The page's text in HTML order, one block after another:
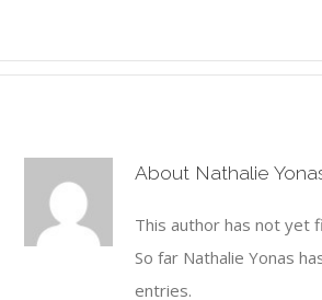
About Nathalie
This author has not yet
So far Nathalie Yonas
entries.